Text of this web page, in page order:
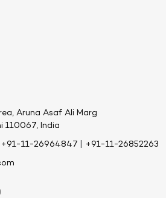
Aruna Asaf Ali Marg
110067, India
+91-11-26964847 +91-11-26852263